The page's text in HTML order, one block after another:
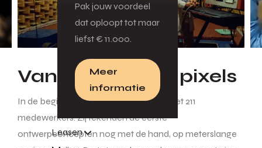
Pak jouw voordeel
dat oploopt tot maar
liefst € 11.000.
Meer
informatie
Leasen
Van potlood tot pixels
In de beginjaren werkte het centrum met 211
medewerkers. Zij tekenden de eerste
ontwerpconcepten nog met de hand, op meterslange